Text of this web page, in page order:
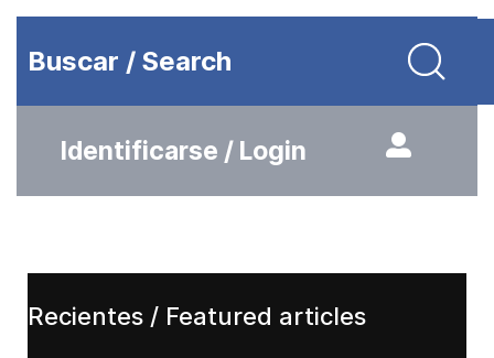
Buscar / Search
Identificarse / Login
Recientes / Featured articles